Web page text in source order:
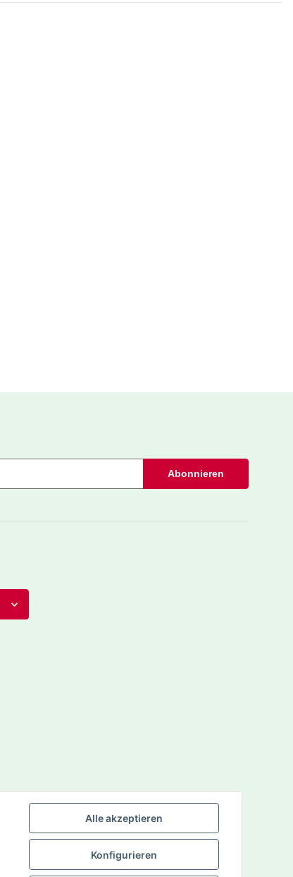
Alle akzeptieren
Konfigurieren
Abonnieren